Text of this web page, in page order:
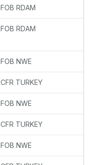
FOB RDAM
FOB RDAM
FOB NWE
CFR TURKEY
FOB NWE
CFR TURKEY
FOB NWE